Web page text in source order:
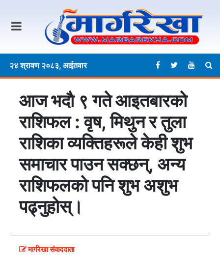
२४ श्रावण २०८३, आईतवार
आज भदाै ९ गते आइतबारकाे
राशिफल : वृष, मिथुन र तुला
राशिका व्यक्तिहरूले केही शुभ
समाचार पाउन सक्छन्, अन्य
राशिफलकाे पनि शुभ अशुभ
पढ्नुहोस्।
मार्गरेखा संवाददाता